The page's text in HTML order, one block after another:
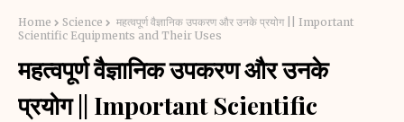
Home Science
महत्वपूर्ण वैज्ञानिक उपकरण और उनके प्रयोग || Important
Scientific Equipments and Their Uses
महत्वपूर्ण वैज्ञानिक उपकरण और उनके
प्रयोग || Important Scientific